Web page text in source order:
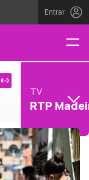
Entrar
TV
RTP